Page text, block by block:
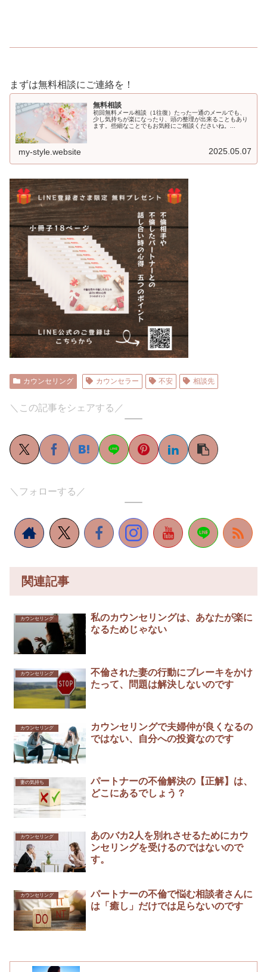
まずは無料相談にご連絡を！
無料相談
初回無料メール相談（1往復）たった一通のメールでも、
少し気持ちが楽になったり、頭の整理が出来ることもあり
ます。些細なことでもお気軽にご相談くださいね。...
my-style.website 2025.05.07
カウンセリング カウンセラー 不安 相談先
＼この記事をシェアする／
＼フォローする／
関連記事
カウンセリング
私のカウンセリングは、あなたが楽に
なるためじゃない
カウンセリング
不倫された妻の行動にブレーキをかけ
たって、問題は解決しないのです￼
カウンセリング
カウンセリングで夫婦仲が良くなるの
ではない、自分への投資なのです
妻の気持ち
パートナーの不倫解決の【正解】は、
どこにあるでしょう？
カウンセリング
あのバカ2人を別れさせるためにカウ
ンセリングを受けるのではないので
す。
カウンセリング
パートナーの不倫で悩む相談者さんに
は「癒し」だけでは足らないのです